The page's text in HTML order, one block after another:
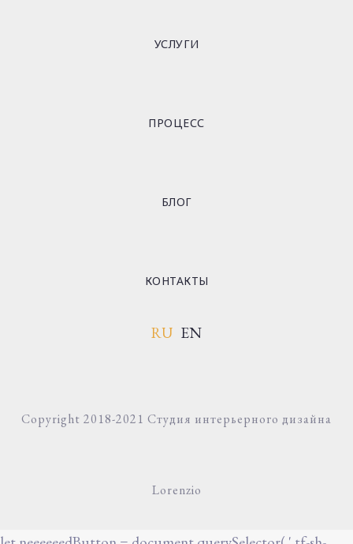
УСЛУГИ
ПРОЦЕСС
БЛОГ
КОНТАКТЫ
RU EN
Copyright 2018-2021 Студия интерьерного дизайна
Lorenzio